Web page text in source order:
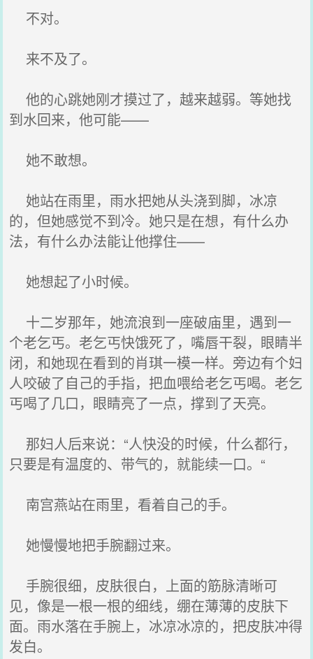
不对。
来不及了。
他的心跳她刚才摸过了，越来越弱。等她找
到水回来，他可能——
她不敢想。
她站在雨里，雨水把她从头浇到脚，冰凉
的，但她感觉不到冷。她只是在想，有什么办
法，有什么办法能让他撑住——
她想起了小时候。
十二岁那年，她流浪到一座破庙里，遇到一
个老乞丐。老乞丐快饿死了，嘴唇干裂，眼睛半
闭，和她现在看到的肖琪一模一样。旁边有个妇
人咬破了自己的手指，把血喂给老乞丐喝。老乞
丐喝了几口，眼睛亮了一点，撑到了天亮。
那妇人后来说：“人快没的时候，什么都行，
只要是有温度的、带气的，就能续一口。“
南宫燕站在雨里，看着自己的手。
她慢慢地把手腕翻过来。
手腕很细，皮肤很白，上面的筋脉清晰可
见，像是一根一根的细线，绷在薄薄的皮肤下
面。雨水落在手腕上，冰凉冰凉的，把皮肤冲得
发白。